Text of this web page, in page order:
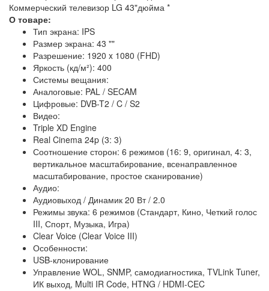
Коммерческий телевизор LG 43"дюйма *
О товаре:
Тип экрана: IPS
Размер экрана: 43 ""
Разрешение: 1920 x 1080 (FHD)
Яркость (кд/м²): 400
Системы вещания:
Аналоговые: PAL / SECAM
Цифровые: DVB-T2 / C / S2
Видео:
Triple XD Engine
Real Cinema 24p (3: 3)
Соотношение сторон: 6 режимов (16: 9, оригинал, 4: 3,
вертикальное масштабирование, всенаправленное
масштабирование, простое сканирование)
Аудио:
Аудиовыход / Динамик 20 Вт / 2.0
Режимы звука: 6 режимов (Стандарт, Кино, Четкий голос
III, Спорт, Музыка, Игра)
Clear Voice (Clear Voice III)
Особенности:
USB-клонирование
Управление WOL, SNMP, самодиагностика, TVLink Tuner,
ИК выход, Multi IR Code, HTNG / HDMI-CEC